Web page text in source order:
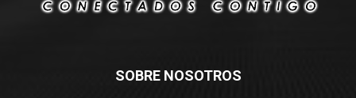
SOBRE NOSOTROS